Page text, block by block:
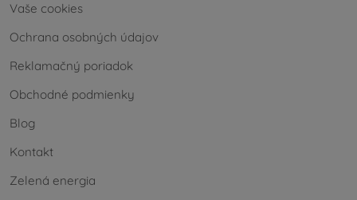
Vaše cookies
Ochrana osobných údajov
Reklamačný poriadok
Obchodné podmienky
Blog
Kontakt
Zelená energia